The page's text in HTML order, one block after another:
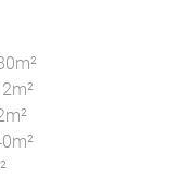
entièrement
Son
en font un choix
de l'accessibilité